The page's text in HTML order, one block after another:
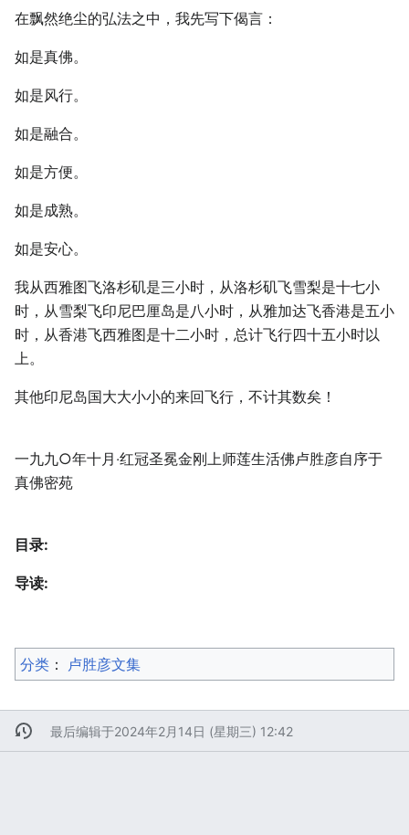
在飘然绝尘的弘法之中，我先写下偈言：
如是真佛。
如是风行。
如是融合。
如是方便。
如是成熟。
如是安心。
我从西雅图飞洛杉矶是三小时，从洛杉矶飞雪梨是十七小
时，从雪梨飞印尼巴厘岛是八小时，从雅加达飞香港是五小
时，从香港飞西雅图是十二小时，总计飞行四十五小时以
上。
其他印尼岛国大大小小的来回飞行，不计其数矣！
一九九○年十月‧红冠圣冕金刚上师莲生活佛卢胜彦自序于
真佛密苑
目录:
导读:
分类 ：​ 卢胜彦文集
最后编辑于2024年2月14日 (星期三) 12:42